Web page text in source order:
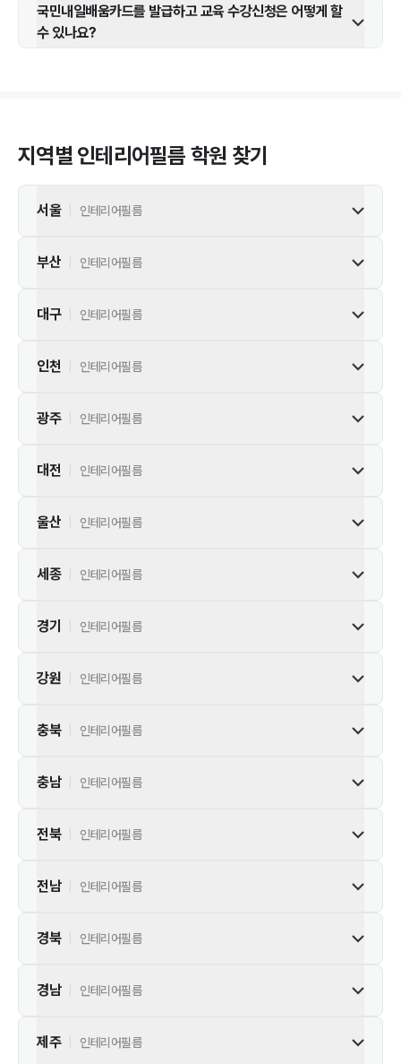
국민내일배움카드를 발급하고 교육 수강신청은 어떻게 할
수 있나요?
지역별 인테리어필름 학원 찾기
서울 인테리어필름
부산 인테리어필름
대구 인테리어필름
인천 인테리어필름
광주 인테리어필름
대전 인테리어필름
울산 인테리어필름
세종 인테리어필름
경기 인테리어필름
강원 인테리어필름
충북 인테리어필름
충남 인테리어필름
전북 인테리어필름
전남 인테리어필름
경북 인테리어필름
경남 인테리어필름
제주 인테리어필름